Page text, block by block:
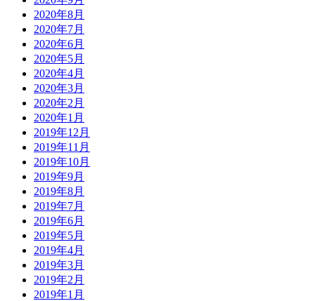
2020年8月
2020年7月
2020年6月
2020年5月
2020年4月
2020年3月
2020年2月
2020年1月
2019年12月
2019年11月
2019年10月
2019年9月
2019年8月
2019年7月
2019年6月
2019年5月
2019年4月
2019年3月
2019年2月
2019年1月